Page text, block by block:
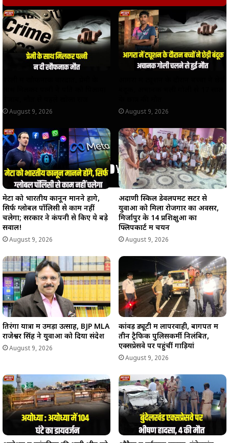
A
p
p
o
o
k
r
a
m
i
n
k
August 9, 2026 August 9, 2026
मेटा को भारतीय कानून मानने होंगे,
सिर्फ ग्लोबल पॉलिसी से काम नहीं
चलेगा; सरकार ने कंपनी से किए ये बड़े
सवाल!
August 9, 2026
अदाणी स्किल डेवलपमेंट सेंटर से
युवाओं को मिला रोजगार का अवसर,
मिर्जापुर के 14 प्रशिक्षुओं का
फ्लिपकार्ट में चयन
August 9, 2026
तिरंगा यात्रा में उमड़ा उत्साह, BJP MLA
राजेश्वर सिंह ने युवाओं को दिया संदेश
August 9, 2026
कांवड़ ड्यूटी में लापरवाही, बागपत में
तीन ट्रैफिक पुलिसकर्मी निलंबित,
एक्सप्रेसवे पर पहुंचीं गाड़ियां
August 9, 2026